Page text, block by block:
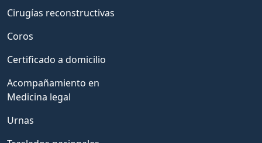
Cirugías reconstructivas
Coros
Certificado a domicilio
Acompañamiento en
Medicina legal
Urnas